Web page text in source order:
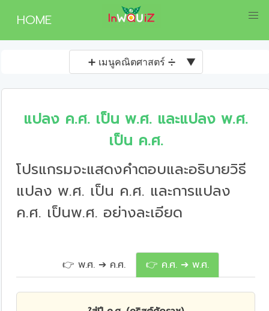
HOME
➕ เมนูคณิตศาสตร์ ➗ ▼
แปลง ค.ศ. เป็น พ.ศ. และแปลง พ.ศ.
เป็น ค.ศ.
โปรแกรมจะแสดงคำตอบและอธิบายวิธี
แปลง พ.ศ. เป็น ค.ศ. และการแปลง
ค.ศ. เป็นพ.ศ. อย่างละเอียด
👉 พ.ศ. ➔ ค.ศ. 👉 ค.ศ. ➔ พ.ศ.